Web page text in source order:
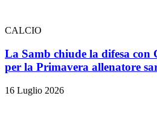
CALCIO
La Samb chiude la difesa con
per la Primavera allenatore
16 Luglio 2026